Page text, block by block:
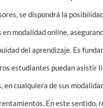
se dispondrá la
en modalidad online,
del aprendizaje. Es
estudiantes puedan asistir
en cualquiera de sus
En este sentido,